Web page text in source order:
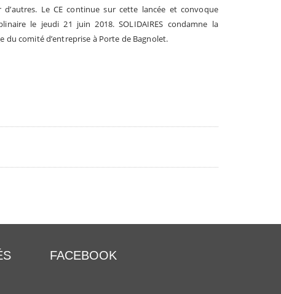
Le CE continue sur cette lancée et convoque
le jeudi 21 juin 2018. SOLIDAIRES condamne la
comité d’entreprise à Porte de Bagnolet.
FACEBOOK